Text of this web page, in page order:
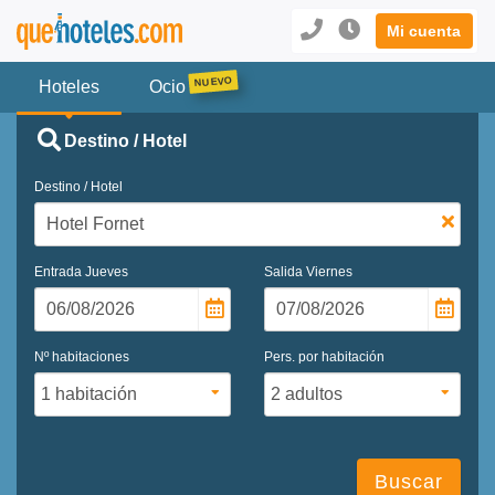
Mi cuenta
Hoteles Ocio
Destino / Hotel
Destino / Hotel
Entrada Jueves Salida Viernes
Nº habitaciones Pers. por habitación
Buscar